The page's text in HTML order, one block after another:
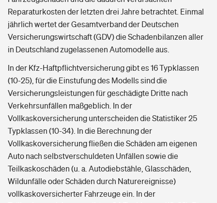
Reparaturkosten der letzten drei Jahre betrachtet. Einmal
jährlich wertet der Gesamtverband der Deutschen
Versicherungswirtschaft (GDV) die Schadenbilanzen aller
in Deutschland zugelassenen Automodelle aus.
In der Kfz-Haftpflichtversicherung gibt es 16 Typklassen
(10-25), für die Einstufung des Modells sind die
Versicherungsleistungen für geschädigte Dritte nach
Verkehrsunfällen maßgeblich. In der
Vollkaskoversicherung unterscheiden die Statistiker 25
Typklassen (10-34). In die Berechnung der
Vollkaskoversicherung fließen die Schäden am eigenen
Auto nach selbstverschuldeten Unfällen sowie die
Teilkaskoschäden (u. a. Autodiebstähle, Glasschäden,
Wildunfälle oder Schäden durch Naturereignisse)
vollkaskoversicherter Fahrzeuge ein. In der